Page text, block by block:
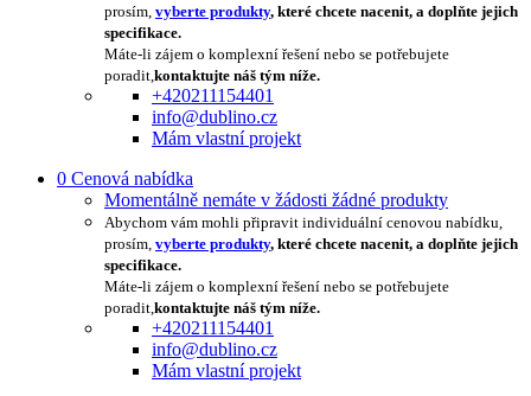
prosím, vyberte produkty, které chcete nacenit, a doplňte jejich
specifikace.
Máte-li zájem o komplexní řešení nebo se potřebujete
poradit,kontaktujte náš tým níže.
+420211154401
info@dublino.cz
Mám vlastní projekt
0 Cenová nabídka
Momentálně nemáte v žádosti žádné produkty
Abychom vám mohli připravit individuální cenovou nabídku,
prosím, vyberte produkty, které chcete nacenit, a doplňte jejich
specifikace.
Máte-li zájem o komplexní řešení nebo se potřebujete
poradit,kontaktujte náš tým níže.
+420211154401
info@dublino.cz
Mám vlastní projekt